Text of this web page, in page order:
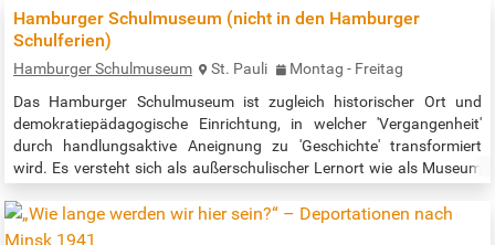
Einblicke in Schmidts Leben und Wirken: Die Ausstellung „Schmidt!
Demokratie leben“ zeigt Ihnen ein Jahrhundert deutscher und…
Hamburger Schulmuseum (nicht in den Hamburger
Schulferien)
Hamburger Schulmuseum St. Pauli
Montag - Freitag
Das Hamburger Schulmuseum ist zugleich historischer Ort und
demokratiepädagogische Einrichtung, in welcher 'Vergangenheit'
durch handlungsaktive Aneignung zu 'Geschichte' transformiert
wird. Es versteht sich als außerschulischer Lernort wie als Museum
Bibliotheksbeständen Hamburgs einschlägiger Ort der
Schulgeschichtsforschung. Das Museum bietet eine anschauliche